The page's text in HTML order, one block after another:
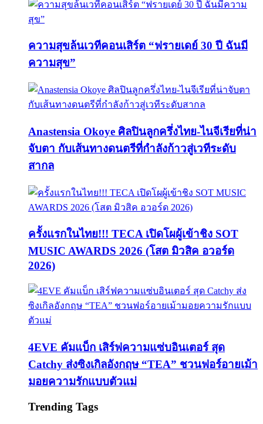
ความสุขล้นเวทีคอนเสิร์ต “ฟรายเดย์ 30 ปี ฉันมี
ความสุข”
Anastensia Okoye ศิลปินลูกครึ่งไทย-ไนจีเรียที่น่า
จับตา กับเส้นทางดนตรีที่กำลังก้าวสู่เวทีระดับ
สากล
ครั้งแรกในไทย!!! TECA เปิดโผผู้เข้าชิง SOT
MUSIC AWARDS 2026 (โสต มิวสิค อวอร์ด
2026)
4EVE คัมแบ็ก เสิร์ฟความแซ่บอินเตอร์ สุด
Catchy ส่งซิงเกิลอังกฤษ “TEA” ชวนฟอร์อายเม้า
มอยความรักแบบตัวแม่
Trending Tags